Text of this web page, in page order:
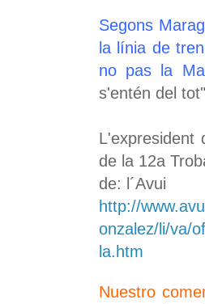
Segons
la línia de
no pas la
s'entén del
L'expresident
de la 12a
de: l´Avui
http://
onzalez/li/va/
la.htm
Nuestro